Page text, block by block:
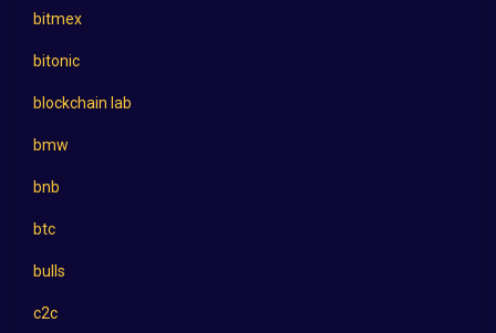
bitmex
bitonic
blockchain lab
bmw
bnb
btc
bulls
c2c